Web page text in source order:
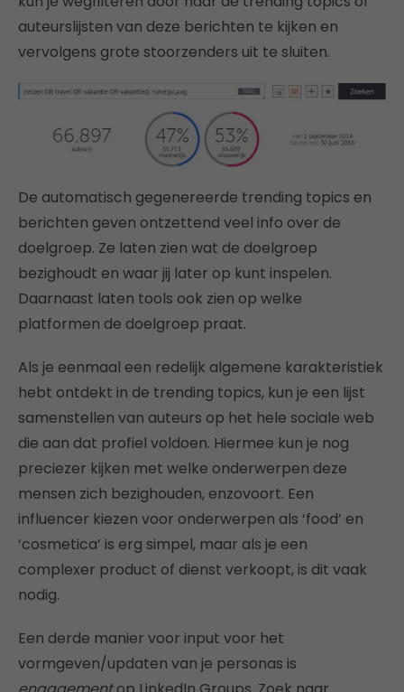
auteurslijsten van deze berichten te kijken en
vervolgens grote stoorzenders uit te sluiten.
De automatisch gegenereerde trending topics en
berichten geven ontzettend veel info over de
doelgroep. Ze laten zien wat de doelgroep
bezighoudt en waar jij later op kunt inspelen.
Daarnaast laten tools ook zien op welke
platformen de doelgroep praat.
Als je eenmaal een redelijk algemene karakteristiek
hebt ontdekt in de trending topics, kun je een lijst
samenstellen van auteurs op het hele sociale web
die aan dat profiel voldoen. Hiermee kun je nog
preciezer kijken met welke onderwerpen deze
mensen zich bezighouden, enzovoort. Een
influencer kiezen voor onderwerpen als ‘food’ en
‘cosmetica’ is erg simpel, maar als je een
complexer product of dienst verkoopt, is dit vaak
nodig.
Een derde manier voor input voor het
vormgeven/updaten van je personas is